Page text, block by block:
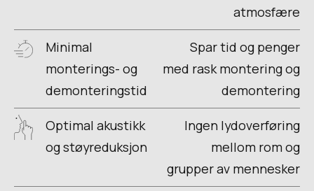
atmosfære
Minimal
monterings- og
demonteringstid
Spar tid og penger
med rask montering og
demontering
Optimal akustikk
og støyreduksjon
Ingen lydoverføring
mellom rom og
grupper av mennesker